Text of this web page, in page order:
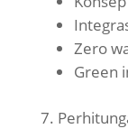
Zero
Green